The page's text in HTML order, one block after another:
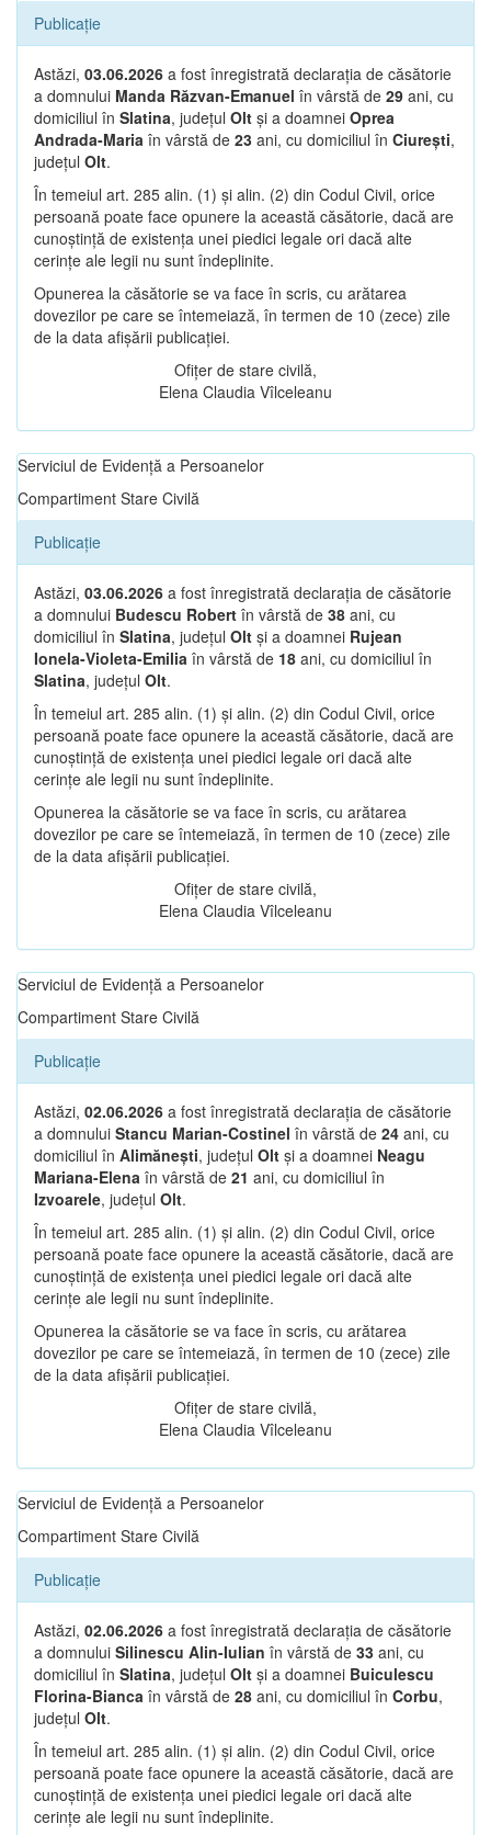
Publicație
Astăzi, 03.06.2026 a fost înregistrată declarația de căsătorie
a domnului Manda Răzvan-Emanuel în vârstă de 29 ani, cu
domiciliul în Slatina, județul Olt și a doamnei Oprea
Andrada-Maria în vârstă de 23 ani, cu domiciliul în Ciurești,
județul Olt.
În temeiul art. 285 alin. (1) și alin. (2) din Codul Civil, orice
persoană poate face opunere la această căsătorie, dacă are
cunoștință de existența unei piedici legale ori dacă alte
cerințe ale legii nu sunt îndeplinite.
Opunerea la căsătorie se va face în scris, cu arătarea
dovezilor pe care se întemeiază, în termen de 10 (zece) zile
de la data afișării publicației.
Ofițer de stare civilă,
Elena Claudia Vîlceleanu
Serviciul de Evidență a Persoanelor
Compartiment Stare Civilă
Publicație
Astăzi, 03.06.2026 a fost înregistrată declarația de căsătorie
a domnului Budescu Robert în vârstă de 38 ani, cu
domiciliul în Slatina, județul Olt și a doamnei Rujean
Ionela-Violeta-Emilia în vârstă de 18 ani, cu domiciliul în
Slatina, județul Olt.
În temeiul art. 285 alin. (1) și alin. (2) din Codul Civil, orice
persoană poate face opunere la această căsătorie, dacă are
cunoștință de existența unei piedici legale ori dacă alte
cerințe ale legii nu sunt îndeplinite.
Opunerea la căsătorie se va face în scris, cu arătarea
dovezilor pe care se întemeiază, în termen de 10 (zece) zile
de la data afișării publicației.
Ofițer de stare civilă,
Elena Claudia Vîlceleanu
Serviciul de Evidență a Persoanelor
Compartiment Stare Civilă
Publicație
Astăzi, 02.06.2026 a fost înregistrată declarația de căsătorie
a domnului Stancu Marian-Costinel în vârstă de 24 ani, cu
domiciliul în Alimănești, județul Olt și a doamnei Neagu
Mariana-Elena în vârstă de 21 ani, cu domiciliul în
Izvoarele, județul Olt.
În temeiul art. 285 alin. (1) și alin. (2) din Codul Civil, orice
persoană poate face opunere la această căsătorie, dacă are
cunoștință de existența unei piedici legale ori dacă alte
cerințe ale legii nu sunt îndeplinite.
Opunerea la căsătorie se va face în scris, cu arătarea
dovezilor pe care se întemeiază, în termen de 10 (zece) zile
de la data afișării publicației.
Ofițer de stare civilă,
Elena Claudia Vîlceleanu
Serviciul de Evidență a Persoanelor
Compartiment Stare Civilă
Publicație
Astăzi, 02.06.2026 a fost înregistrată declarația de căsătorie
a domnului Silinescu Alin-Iulian în vârstă de 33 ani, cu
domiciliul în Slatina, județul Olt și a doamnei Buiculescu
Florina-Bianca în vârstă de 28 ani, cu domiciliul în Corbu,
județul Olt.
În temeiul art. 285 alin. (1) și alin. (2) din Codul Civil, orice
persoană poate face opunere la această căsătorie, dacă are
cunoștință de existența unei piedici legale ori dacă alte
cerințe ale legii nu sunt îndeplinite.